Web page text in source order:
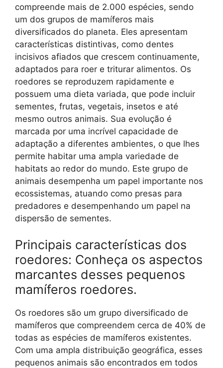
compreende mais de 2.000 espécies, sendo
um dos grupos de mamíferos mais
diversificados do planeta. Eles apresentam
características distintivas, como dentes
incisivos afiados que crescem continuamente,
adaptados para roer e triturar alimentos. Os
roedores se reproduzem rapidamente e
possuem uma dieta variada, que pode incluir
sementes, frutas, vegetais, insetos e até
mesmo outros animais. Sua evolução é
marcada por uma incrível capacidade de
adaptação a diferentes ambientes, o que lhes
permite habitar uma ampla variedade de
habitats ao redor do mundo. Este grupo de
animais desempenha um papel importante nos
ecossistemas, atuando como presas para
predadores e desempenhando um papel na
dispersão de sementes.
Principais características dos
roedores: Conheça os aspectos
marcantes desses pequenos
mamíferos roedores.
Os roedores são um grupo diversificado de
mamíferos que compreendem cerca de 40% de
todas as espécies de mamíferos existentes.
Com uma ampla distribuição geográfica, esses
pequenos animais são encontrados em todos